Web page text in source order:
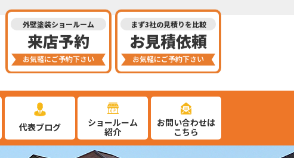
外壁塗装ショールーム
来店予約
お気軽にご予約下さい
まず3社の見積りを比較
お見積依頼
お気軽にご予約下さい
代表ブログ
ショールーム
紹介
お問い合わせは
こちら